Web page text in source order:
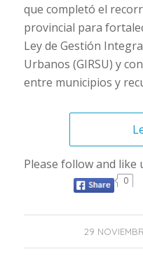
que completó el
provincial para
Ley de Gestión
Urbanos (GIRSU) y
entre municipios y
Please follow and like
0
29 /